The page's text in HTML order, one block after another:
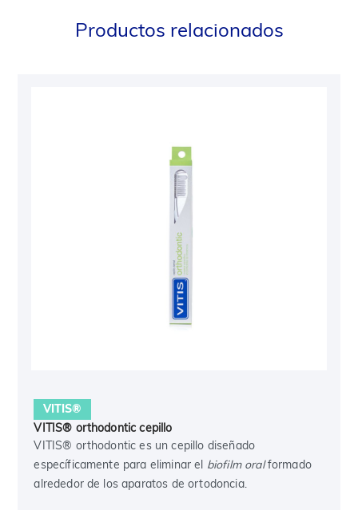
Productos relacionados
VITIS®
VITIS® orthodontic cepillo
VITIS® orthodontic es un cepillo diseñado
específicamente para eliminar el biofilm oralformado
alrededor de los aparatos de ortodoncia.